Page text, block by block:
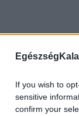
If you wish to
sensitive
confirm your